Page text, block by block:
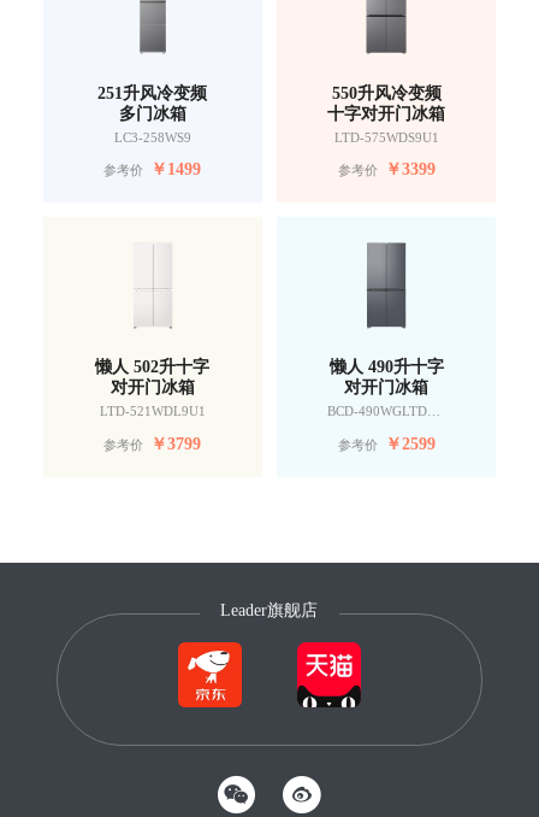
251升风冷变频
多门冰箱
LC3-258WS9
参考价 ￥1499
550升风冷变频
十字对开门冰箱
LTD-575WDS9U1
参考价 ￥3399
懒人 502升十字
对开门冰箱
LTD-521WDL9U1
参考价 ￥3799
懒人 490升十字
对开门冰箱
BCD-490WGLTDD9G9U1
参考价 ￥2599
Leader旗舰店